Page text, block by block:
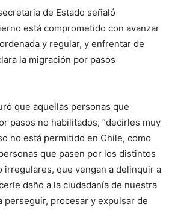
de Estado señaló
está comprometido con avanzar
y regular, y enfrentar de
la migración por pasos
que aquellas personas que
pasos no habilitados, “decirles muy
no está permitido en Chile, como
que pasen por los distintos
irregulares, que vengan a delinquir a
daño a la ciudadanía de nuestra
perseguir, procesar y expulsar de